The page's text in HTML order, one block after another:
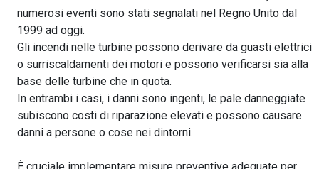
numerosi eventi sono stati segnalati nel Regno Unito dal
1999 ad oggi.
Gli incendi nelle turbine possono derivare da guasti elettrici
o surriscaldamenti dei motori e possono verificarsi sia alla
base delle turbine che in quota.
In entrambi i casi, i danni sono ingenti, le pale danneggiate
subiscono costi di riparazione elevati e possono causare
danni a persone o cose nei dintorni.
È cruciale implementare misure preventive adeguate per